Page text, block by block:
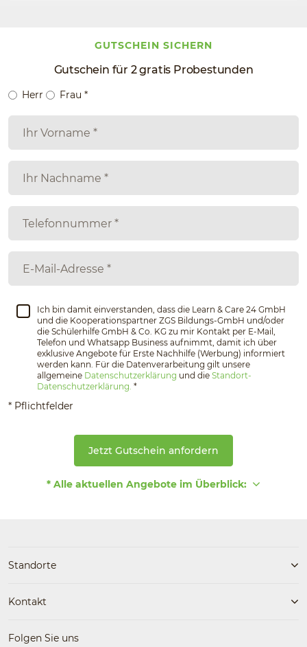
GUTSCHEIN SICHERN
Gutschein für 2 gratis Probestunden
Herr Frau *
Ich bin damit einverstanden, dass die Learn & Care 24 GmbH
und die Kooperationspartner ZGS Bildungs-GmbH und/oder
die Schülerhilfe GmbH & Co. KG zu mir Kontakt per E-Mail,
Telefon und Whatsapp Business aufnimmt, damit ich über
exklusive Angebote für Erste Nachhilfe (Werbung) informiert
werden kann. Für die Datenverarbeitung gilt unsere
allgemeine Datenschutzerklärung und die Standort-
Datenschutzerklärung. *
* Pflichtfelder
Jetzt Gutschein anfordern
* Alle aktuellen Angebote im Überblick:
Standorte
Kontakt
Folgen Sie uns